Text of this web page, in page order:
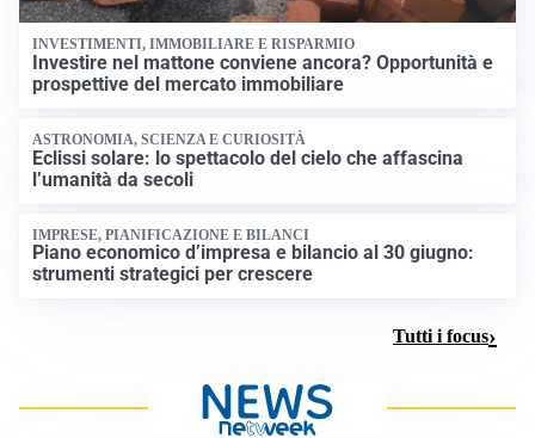
INVESTIMENTI, IMMOBILIARE E RISPARMIO
Investire nel mattone conviene ancora? Opportunità e
prospettive del mercato immobiliare
ASTRONOMIA, SCIENZA E CURIOSITÀ
Eclissi solare: lo spettacolo del cielo che affascina
l’umanità da secoli
IMPRESE, PIANIFICAZIONE E BILANCI
Piano economico d’impresa e bilancio al 30 giugno:
strumenti strategici per crescere
Tutti i focus